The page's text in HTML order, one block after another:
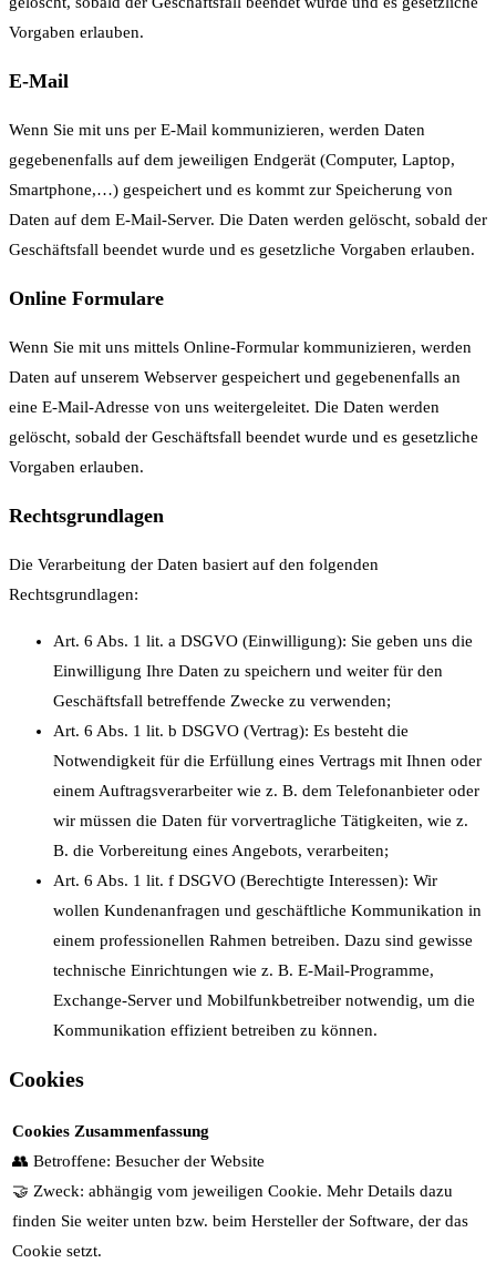
Vorgaben erlauben.
E-Mail
Wenn Sie mit uns per E-Mail kommunizieren, werden Daten
gegebenenfalls auf dem jeweiligen Endgerät (Computer, Laptop,
Smartphone,…) gespeichert und es kommt zur Speicherung von
Daten auf dem E-Mail-Server. Die Daten werden gelöscht, sobald der
Geschäftsfall beendet wurde und es gesetzliche Vorgaben erlauben.
Online Formulare
Wenn Sie mit uns mittels Online-Formular kommunizieren, werden
Daten auf unserem Webserver gespeichert und gegebenenfalls an
eine E-Mail-Adresse von uns weitergeleitet. Die Daten werden
gelöscht, sobald der Geschäftsfall beendet wurde und es gesetzliche
Vorgaben erlauben.
Rechtsgrundlagen
Die Verarbeitung der Daten basiert auf den folgenden
Rechtsgrundlagen:
Art. 6 Abs. 1 lit. a DSGVO (Einwilligung): Sie geben uns die
Einwilligung Ihre Daten zu speichern und weiter für den
Geschäftsfall betreffende Zwecke zu verwenden;
Art. 6 Abs. 1 lit. b DSGVO (Vertrag): Es besteht die
Notwendigkeit für die Erfüllung eines Vertrags mit Ihnen oder
einem Auftragsverarbeiter wie z. B. dem Telefonanbieter oder
wir müssen die Daten für vorvertragliche Tätigkeiten, wie z.
B. die Vorbereitung eines Angebots, verarbeiten;
Art. 6 Abs. 1 lit. f DSGVO (Berechtigte Interessen): Wir
wollen Kundenanfragen und geschäftliche Kommunikation in
einem professionellen Rahmen betreiben. Dazu sind gewisse
technische Einrichtungen wie z. B. E-Mail-Programme,
Exchange-Server und Mobilfunkbetreiber notwendig, um die
Kommunikation effizient betreiben zu können.
Cookies
Cookies Zusammenfassung
👥 Betroffene: Besucher der Website
🤝 Zweck: abhängig vom jeweiligen Cookie. Mehr Details dazu
finden Sie weiter unten bzw. beim Hersteller der Software, der das
Cookie setzt.